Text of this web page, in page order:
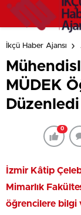
İkçü Haber Ajansı
MÜDEK
Düzenledi
0
İzmir Kâtip
Mimarlık
öğrencilere bilgi